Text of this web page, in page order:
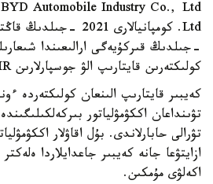
كولىكتەرىن قايتارىپ الۋ جوسپارلارىن SAMR- عا ۇسىندى.
كەيبىر قايتارىپ الىنعان كولىكتەردە
تۋىنداعان اككۋمۋلياتور
تۋرالى حابارلاندى. بۇل اقاۋلار
ازايتۋعا جانە كەيبىر جاعدايلاردا
اكەلۋى مۇمكىن.